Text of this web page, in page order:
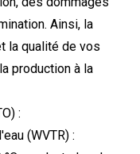
Ainsi, la
la qualité de vos
production à la
:
(WVTR) :